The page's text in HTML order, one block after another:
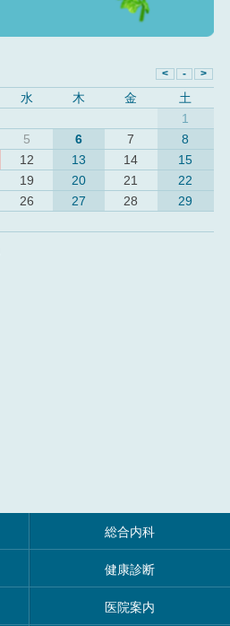
水 木 金
土
1
5 6 7
8
12 13 14
15
19 20 21
22
26 27 28
29
総合内科
健康診断
医院案内